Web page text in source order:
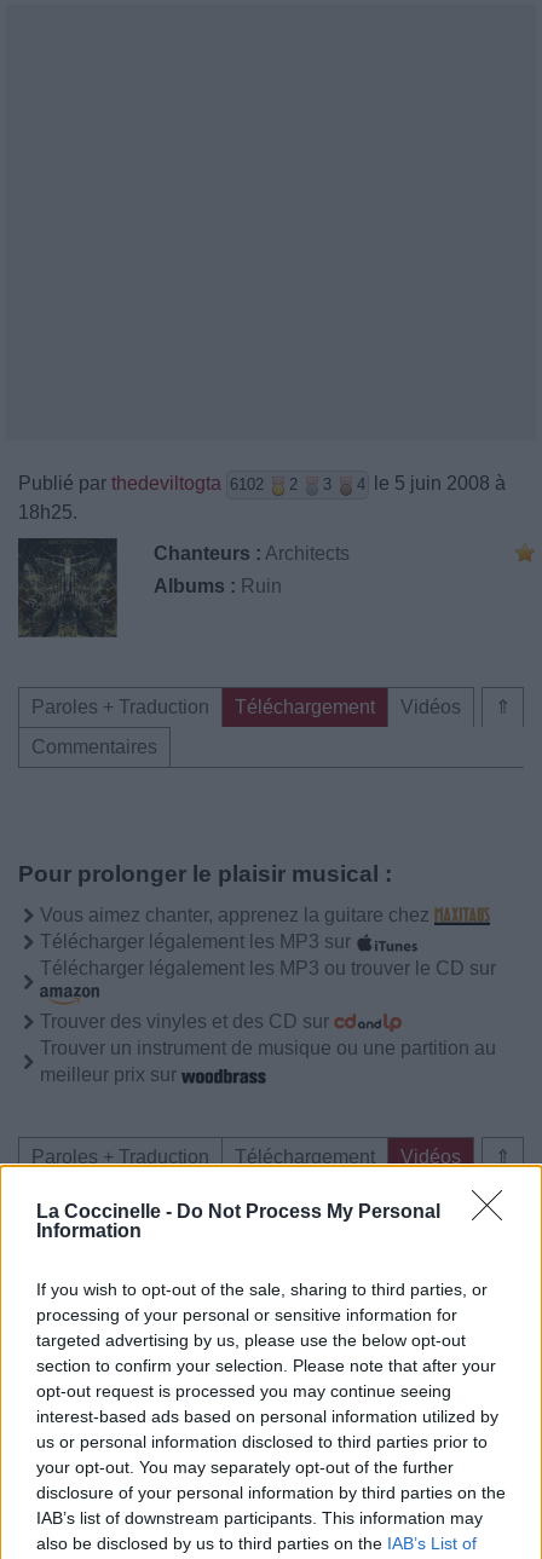
La Coccinelle - Do Not Process My Personal
Information
If you wish to opt-out of the sale, sharing to third parties, or
processing of your personal or sensitive information for
targeted advertising by us, please use the below opt-out
section to confirm your selection. Please note that after your
opt-out request is processed you may continue seeing
interest-based ads based on personal information utilized by
us or personal information disclosed to third parties prior to
your opt-out. You may separately opt-out of the further
disclosure of your personal information by third parties on the
IAB’s list of downstream participants. This information may
also be disclosed by us to third parties on the IAB’s List of
Publié par thedeviltogta 6102 2 3 4
le 5 juin 2008 à
18h25.
Chanteurs : Architects
Albums : Ruin
⇑
Paroles + Traduction Téléchargement
Vidéos
Commentaires
Pour prolonger le plaisir musical :
Vous aimez chanter, apprenez la guitare chez
Télécharger légalement les MP3 sur
Télécharger légalement les MP3 ou trouver le CD sur
Trouver des vinyles et des CD sur
Trouver un instrument de musique ou une partition au
meilleur prix sur
⇑
Paroles + Traduction Téléchargement
Vidéos
Concert/Live
Paroles + Traduction Téléchargement
Vidéos
Commentaires